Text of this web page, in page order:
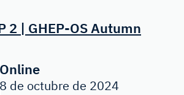
2 | GHEP-OS Autumn
Online
8 de octubre de 2024